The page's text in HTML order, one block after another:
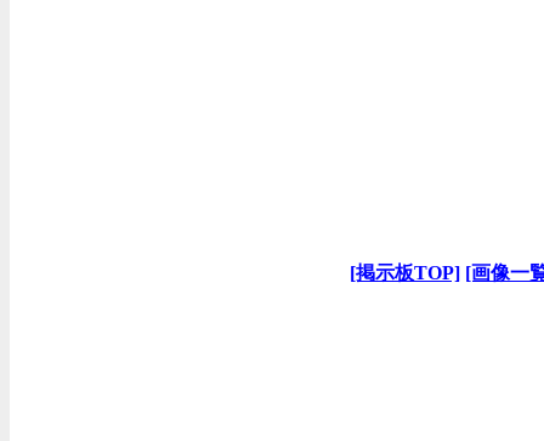
[掲示板TOP] [画像一